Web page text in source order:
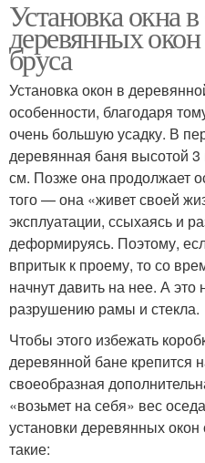
Установка окна
деревянных
бруса
Установка окон в
особенности, благодаря
очень большую усадку. В
деревянная баня высотой
см. Позже она продолжает
того — она «живет своей
эксплуатации, ссыхаясь и
деформируясь. Поэтому,
впритык к проему, то со
начнут давить на нее. А это
разрушению рамы и стекла.
Чтобы этого избежать
деревянной бане крепится
своеобразная
«возьмет на себя» вес
установки деревянных
такие: